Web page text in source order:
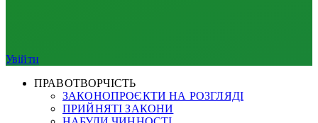
Увійти
ПРАВОТВОРЧІСТЬ
ЗАКОНОПРОЄКТИ НА РОЗГЛЯДІ
ПРИЙНЯТІ ЗАКОНИ